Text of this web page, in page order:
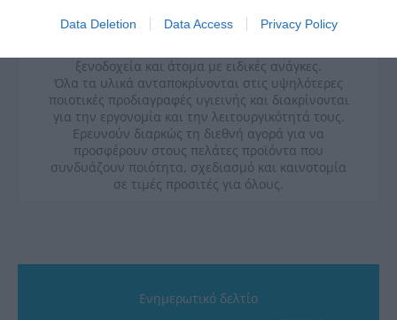
Data Deletion Data Access Privacy Policy
ΗKARAGπροσφέρει ένα σύγχρονο τεχνολογικό
ξενοδοχεία και άτομα με ειδικές ανάγκες.
Όλα τα υλικά ανταποκρίνονται στις υψηλότερες
ποιοτικές προδιαγραφές υγιεινής και διακρίνονται
για την εργονομία και την λειτουργικότητά τους.
Ερευνούν διαρκώς τη διεθνή αγορά για να
προσφέρουν στους πελάτες προϊόντα που
συνδυάζουν ποιότητα, σχεδιασμό και καινοτομία
σε τιμές προσιτές για όλους.
Ενημερωτικό δελτίο